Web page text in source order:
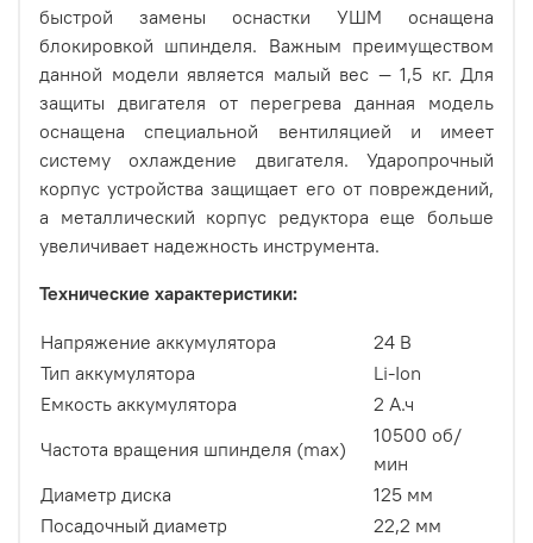
быстрой замены оснастки УШМ оснащена
блокировкой шпинделя. Важным преимуществом
данной модели является малый вес — 1,5 кг. Для
защиты двигателя от перегрева данная модель
оснащена специальной вентиляцией и имеет
систему охлаждение двигателя. Ударопрочный
корпус устройства защищает его от повреждений,
а металлический корпус редуктора еще больше
увеличивает надежность инструмента.
Технические характеристики:
Напряжение аккумулятора
24 В
Тип аккумулятора
Li-Ion
Емкость аккумулятора
2 А.ч
Частота вращения шпинделя (max)
10500 об/
мин
Диаметр диска
125 мм
Посадочный диаметр
22,2 мм